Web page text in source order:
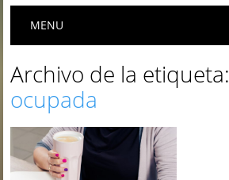
Menú principal
MENU
Archivo de la etiqueta:
ocupada